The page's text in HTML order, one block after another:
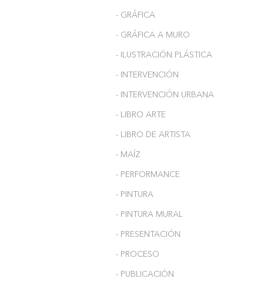
- GRÁFICA
- GRÁFICA A MURO
- ILUSTRACIÓN PLÁSTICA
- INTERVENCIÓN
- INTERVENCIÓN URBANA
- LIBRO ARTE
- LIBRO DE ARTISTA
- MAÍZ
- PERFORMANCE
- PINTURA
- PINTURA MURAL
- PRESENTACIÓN
- PROCESO
- PUBLICACIÓN